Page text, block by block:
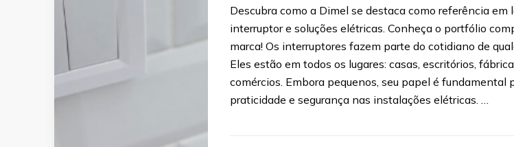
Descubra como a Dimel se destaca como referência em
interruptor e soluções elétricas. Conheça o portfólio
marca! Os interruptores fazem parte do cotidiano de
Eles estão em todos os lugares: casas, escritórios,
comércios. Embora pequenos, seu papel é fundamental
praticidade e segurança nas instalações elétricas. …